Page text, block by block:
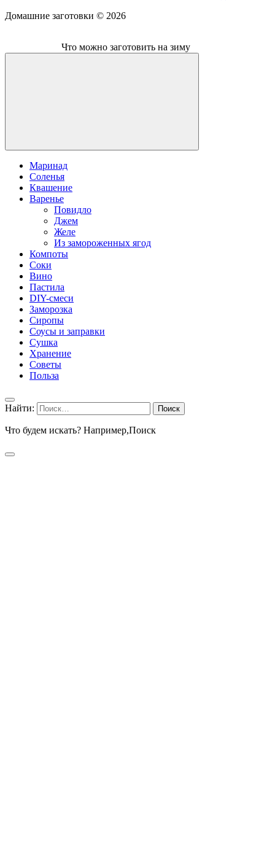
Домашние заготовки © 2026
Что можно заготовить на зиму
Маринад
Соленья
Квашение
Варенье
Повидло
Джем
Желе
Из замороженных ягод
Компоты
Соки
Вино
Пастила
DIY-смеси
Заморозка
Сиропы
Соусы и заправки
Сушка
Хранение
Советы
Польза
Найти:
Что будем искать? Например,Поиск